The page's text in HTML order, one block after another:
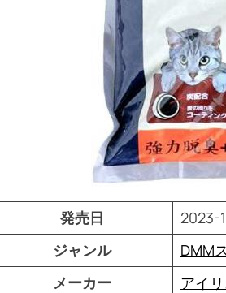
発売日
2023-
ジャンル
DMM
メーカー
アイ